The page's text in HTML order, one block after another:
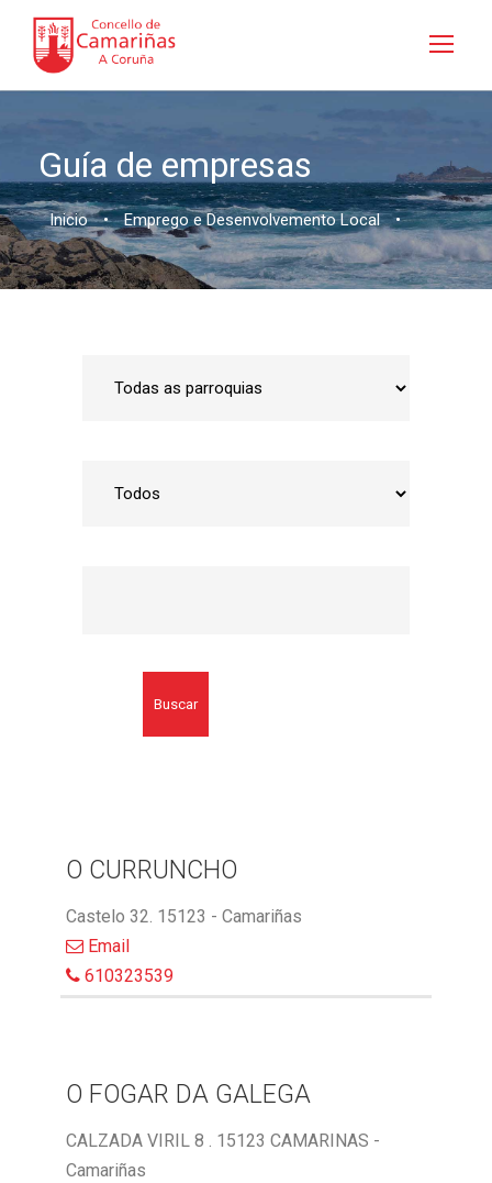
Guía de empresas
Inicio • Emprego e Desenvolvemento Local •
Buscar
O CURRUNCHO
Castelo 32. 15123 - Camariñas
Email
610323539
O FOGAR DA GALEGA
CALZADA VIRIL 8 . 15123 CAMARINAS -
Camariñas